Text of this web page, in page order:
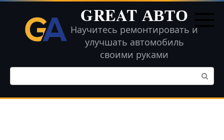
Перейти
контенту
GREAT АВТО
Научитесь ремонтировать и
улучшать автомобиль
своими руками
Поиск: